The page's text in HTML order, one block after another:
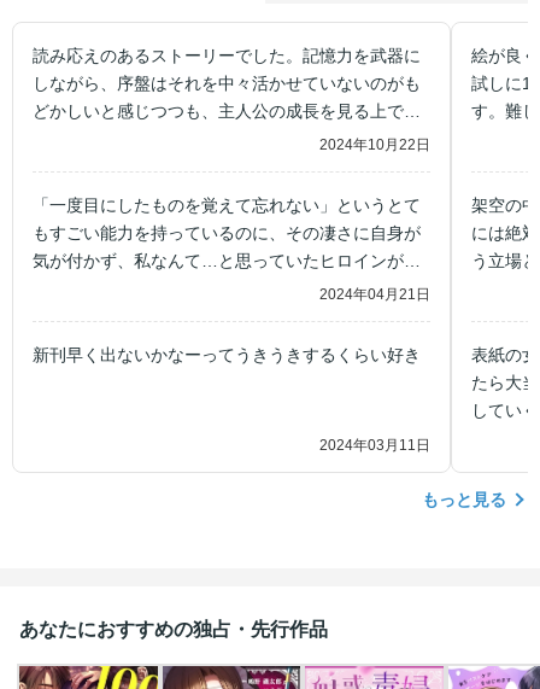
読み応えのあるストーリーでした。記憶力を武器に
しながら、序盤はそれを中々活かせていないのがも
どかしいと感じつつも、主人公の成長を見る上では
2024年10月22日
「一度目にしたものを覚えて忘れない」というとて
もすごい能力を持っているのに、その凄さに自身が
気が付かず、私なんて…と思っていたヒロインが、
陛下と出会ったことをきっかけにして、どんどんと
読んでて元気が出ます！
2024年04月21日
新刊早く出ないかなーってうきうきするくらい好き
2024年03月11日
絵が良
試しに1
す。難
架空の
には絶
う立場
てしま
の葛藤
表紙の
たら大
してい
もっと見る
あなたにおすすめの独占・先行作品